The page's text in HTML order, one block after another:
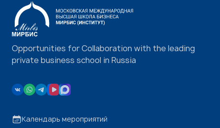
Opportunities for Collaboration with the leading
private business school in Russia
Календарь мероприятий